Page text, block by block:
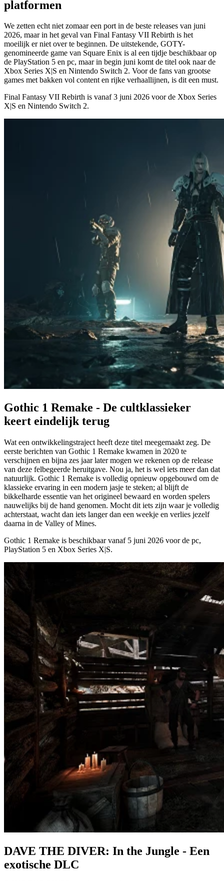
platformen
We zetten echt niet zomaar een port in de beste releases van juni
2026, maar in het geval van Final Fantasy VII Rebirth is het
moeilijk er niet over te beginnen. De uitstekende, GOTY-
genomineerde game van Square Enix is al een tijdje beschikbaar op
de PlayStation 5 en pc, maar in begin juni komt de titel ook naar de
Xbox Series X|S en Nintendo Switch 2. Voor de fans van grootse
games met bakken vol content en rijke verhaallijnen, is dit een must.
Final Fantasy VII Rebirth is vanaf3 juni 2026 voor de Xbox Series
X|S en Nintendo Switch 2.
Gothic 1 Remake - De cultklassieker
keert eindelijk terug
Wat een ontwikkelingstraject heeft deze titel meegemaakt zeg. De
eerste berichten van Gothic 1 Remake kwamen in 2020 te
verschijnen en bijna zes jaar later mogen we rekenen op de release
van deze felbegeerde heruitgave. Nou ja, het is wel iets meer dan dat
natuurlijk. Gothic 1 Remake is volledig opnieuw opgebouwd om de
klassieke ervaring in een modern jasje te steken; al blijft de
bikkelharde essentie van het origineel bewaard en worden spelers
nauwelijks bij de hand genomen. Mocht dit iets zijn waar je volledig
achterstaat, wacht dan iets langer dan een weekje en verlies jezelf
daarna in de Valley of Mines.
Gothic 1 Remake is beschikbaar vanaf 5 juni 2026 voor de pc,
PlayStation 5 en Xbox Series X|S.
DAVE THE DIVER: In the Jungle - Een
exotische DLC